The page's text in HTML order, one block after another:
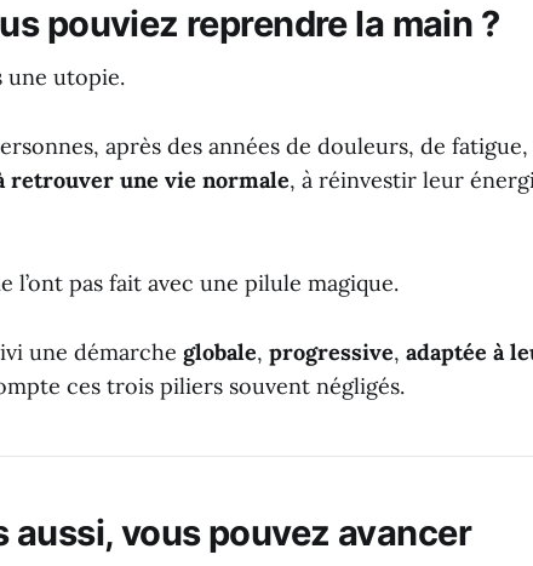
pouviez reprendre la main ?
une utopie.
après des années de douleurs, de
retrouver une vie normale, à réinvestir leur
l’ont pas fait avec une pilule magique.
une démarche globale, progressive, adaptée à
ces trois piliers souvent négligés.
aussi, vous pouvez avancer